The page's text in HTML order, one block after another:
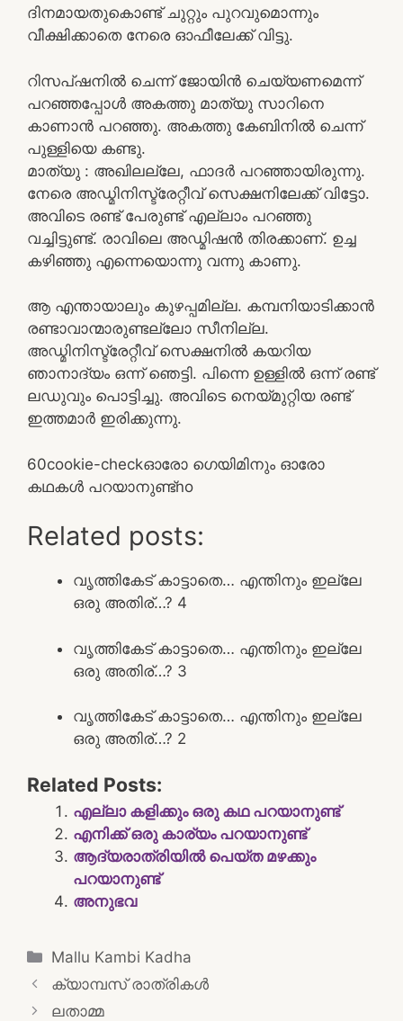
ദിനമായതുകൊണ്ട് ചുറ്റും പുറവുമൊന്നും
വീക്ഷിക്കാതെ നേരെ ഓഫീലേക്ക് വിട്ടു.
റിസപ്ഷനിൽ ചെന്ന് ജോയിൻ ചെയ്യണമെന്ന്
പറഞ്ഞപ്പോൾ അകത്തു മാത്യു സാറിനെ
കാണാൻ പറഞ്ഞു. അകത്തു കേബിനിൽ ചെന്ന്
പുള്ളിയെ കണ്ടു.
മാത്യു : അഖിലല്ലേ, ഫാദർ പറഞ്ഞായിരുന്നു.
നേരെ അഡ്മിനിസ്ട്രേറ്റീവ് സെക്ഷനിലേക്ക് വിട്ടോ.
അവിടെ രണ്ട് പേരുണ്ട് എല്ലാം പറഞ്ഞു
വച്ചിട്ടുണ്ട്. രാവിലെ അഡ്മിഷൻ തിരക്കാണ്. ഉച്ച
കഴിഞ്ഞു എന്നെയൊന്നു വന്നു കാണു.
ആ എന്തായാലും കുഴപ്പമില്ല. കമ്പനിയാടിക്കാൻ
രണ്ടാവാന്മാരുണ്ടല്ലോ സീനില്ല.
അഡ്മിനിസ്ട്രേറ്റീവ് സെക്ഷനിൽ കയറിയ
ഞാനാദ്യം ഒന്ന് ഞെട്ടി. പിന്നെ ഉള്ളിൽ ഒന്ന് രണ്ട്
ലഡുവും പൊട്ടിച്ചു. അവിടെ നെയ്മുറ്റിയ രണ്ട്
ഇത്തമാർ ഇരിക്കുന്നു.
60cookie-checkഓരോ ഗെയിമിനും ഓരോ
കഥകൾ പറയാനുണ്ട്no
Related posts:
വൃത്തികേട് കാട്ടാതെ… എന്തിനും ഇല്ലേ
ഒരു അതിര്…? 4
വൃത്തികേട് കാട്ടാതെ… എന്തിനും ഇല്ലേ
ഒരു അതിര്…? 3
വൃത്തികേട് കാട്ടാതെ… എന്തിനും ഇല്ലേ
ഒരു അതിര്…? 2
Related Posts:
എല്ലാ കളിക്കും ഒരു കഥ പറയാനുണ്ട്
എനിക്ക് ഒരു കാര്യം പറയാനുണ്ട്
ആദ്യരാത്രിയിൽ പെയ്ത മഴക്കും
പറയാനുണ്ട്‌
അനുഭവ
Categories
Mallu Kambi Kadha
Post
navigation
ക്യാമ്പസ് രാത്രികൾ
ലതാമ്മ